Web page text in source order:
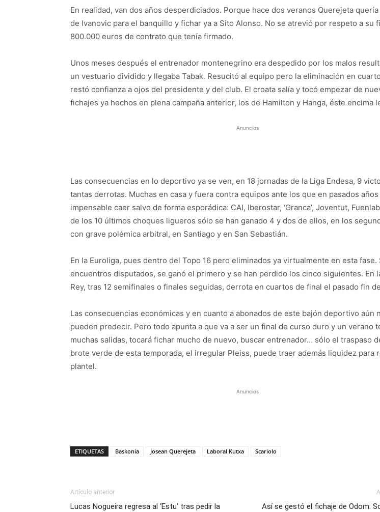
En realidad, van dos años desperdiciados. Porque hace dos veranos Querejeta
de Ivanovic para el banquillo y fichar ya a Sito Alonso. No se atrevió por respeto a su
800.000 euros de contrato que tenía firmado.
Unos meses después el entrenador montenegrino era despedido por los malos
un vestuario dividido y llegaba Tabak. Resucitó al equipo pero la eliminación en
restó confianza a ojos del presidente y del club. El croata salía y tocó empezar de
fichajes ya hechos en plena campaña anterior, los de Hamilton y Hanga, éste encima
Anuncios
Las consecuencias en lo deportivo ya se ven, en 18 jornadas de la Liga Endesa, 9
tantas derrotas. Muchas en casa y fuera contra equipos ante los que en pasados
impensable caer salvo de forma esporádica: CAI, Iberostar, ‘Granca’, Joventut,
de los 10 últimos choques ligueros sólo se han ganado 4 y dos de ellos, en los
con grave polémica arbitral, en Santiago y en San Sebastián.
En la Euroliga, pues dentro del Topo 16 pero eliminados ya virtualmente en esta fase.
encuentros disputados, se ganó el primero y se han perdido los cinco siguientes. En
Rey, tras 12 semifinales o finales seguidas, derrota en cuartos de final el pasado fin
Las consecuencias económicas y en cuanto a abonados de este bajón deportivo aún
pueden predecir. Pero todo apunta a que va a ser un final de curso duro y un verano
muchas salidas, tocará fichar mucho de nuevo, buscar entrenador… sólo el traspaso
brote verde de esta temporada, el irregular Pleiss, puede traer además liquidez para
plantel.
Anuncios
ETIQUETAS Baskonia Josean Querejeta Laboral Kutxa Scariolo
Artículo anterior
Lucas Nogueira regresa al ‘Estu’ tras pedir la
Así se gestó el fichaje de Odom: